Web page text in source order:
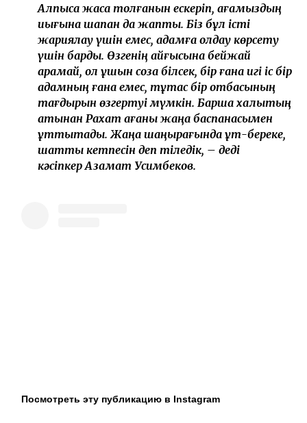
Алпысқа жасқа толғанын ескеріп, ағамыздың
иығына шапан да жаптық. Біз бұл істі
жариялау үшін емес, адамға қолдау көрсету
үшін бардық. Өзгенің қайғысына бейжай
қарамай, қол ұшын соза білсек, бір ғана игі іс бір
адамның ғана емес, тұтас бір отбасының
тағдырын өзгертуі мүмкін. Барша халықтың
атынан Рахат ағаны жаңа баспанасымен
құттықтадық. Жаңа шаңырағында құт-береке,
шаттық кетпесін деп тіледік, – деді
кәсіпкер Азамат Усимбеков.
Посмотреть эту публикацию в Instagram